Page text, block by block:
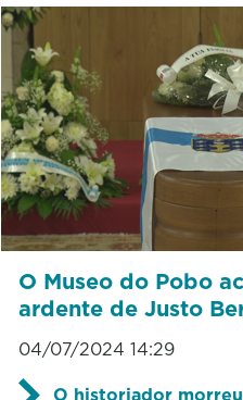
O Museo do Pobo
ardente de Justo
04/07/2024 14:29
O historiador